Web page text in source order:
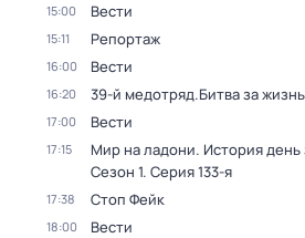
15:00 Вести
15:11 Репортаж
16:00 Вести
16:20 39-й медотряд.Битва за жизнь
17:00 Вести
17:15 Мир на ладони. История день
Сезон 1. Серия 133-я
17:38 Стоп Фейк
18:00 Вести